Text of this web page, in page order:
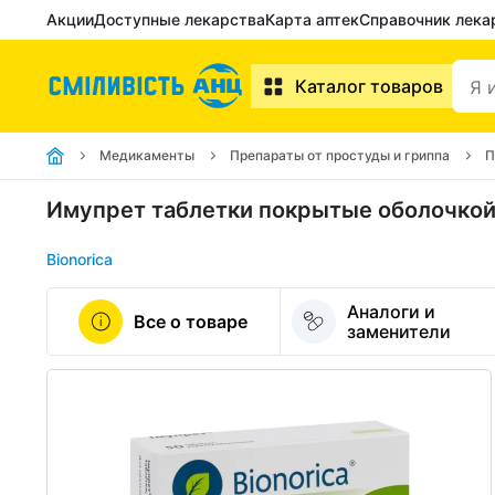
АкцииДоступные лекарстваКарта аптекСправочник
Каталог товаров
Медикаменты Препараты от простуды и гриппа
Имупрет таблетки покрытые
Bionorica
Все о товаре
Аналоги и
заменители